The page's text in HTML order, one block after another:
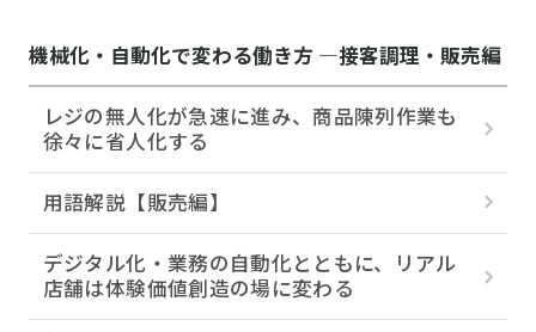
機械化・自動化で変わる働き方 ―接客調理・販売編
レジの無人化が急速に進み、商品陳列作業も
徐々に省人化する
用語解説【販売編】
デジタル化・業務の自動化とともに、リアル
店舗は体験価値創造の場に変わる